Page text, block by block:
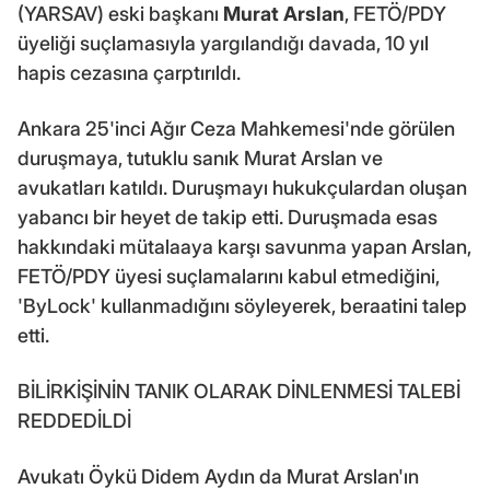
(YARSAV) eski başkanı Murat Arslan, FETÖ/PDY
üyeliği suçlamasıyla yargılandığı davada, 10 yıl
hapis cezasına çarptırıldı.
Ankara 25'inci Ağır Ceza Mahkemesi'nde görülen
duruşmaya, tutuklu sanık Murat Arslan ve
avukatları katıldı. Duruşmayı hukukçulardan oluşan
yabancı bir heyet de takip etti. Duruşmada esas
hakkındaki mütalaaya karşı savunma yapan Arslan,
FETÖ/PDY üyesi suçlamalarını kabul etmediğini,
'ByLock' kullanmadığını söyleyerek, beraatini talep
etti.
BİLİRKİŞİNİN TANIK OLARAK DİNLENMESİ TALEBİ
REDDEDİLDİ
Avukatı Öykü Didem Aydın da Murat Arslan'ın